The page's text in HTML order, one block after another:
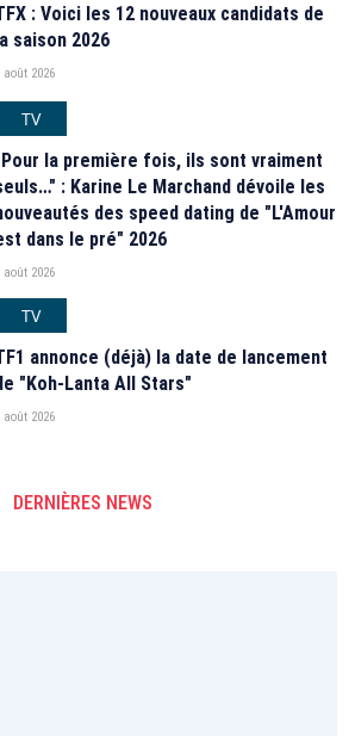
: Voici les 12 nouveaux candidats de
saison 2026
août 2026
TV
la première fois, ils sont vraiment
: Karine Le Marchand dévoile les
des speed dating de "L'Amour
dans le pré" 2026
août 2026
TV
annonce (déjà) la date de lancement
"Koh-Lanta All Stars"
août 2026
DERNIÈRES NEWS